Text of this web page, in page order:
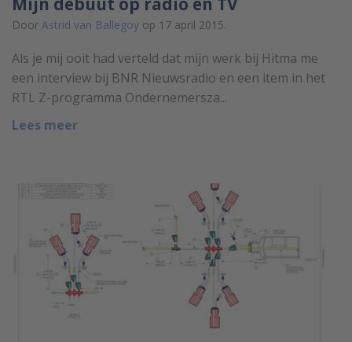
Door Astrid van Ballegoy op 17 april 2015.
Als je mij ooit had verteld dat mijn werk bij Hitma me
een interview bij BNR Nieuwsradio en een item in het
RTL Z-programma Ondernemersza...
Lees meer